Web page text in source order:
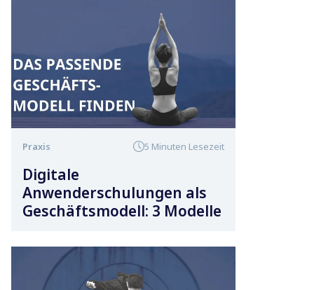
Praxis 5 Minuten Lesezeit
Digitale
Anwenderschulungen als
Geschäftsmodell: 3 Modelle